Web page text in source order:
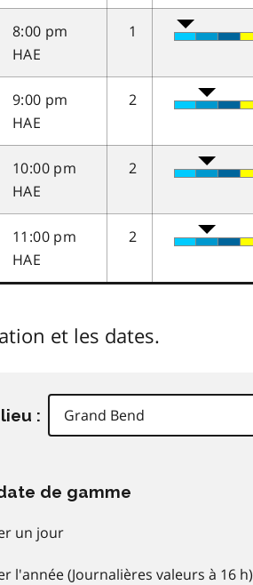
8:00 pm
HAE
1
9:00 pm
HAE
2
10:00 pm
HAE
2
11:00 pm
HAE
2
et les dates.
:
de gamme
un jour
l'année (Journalières valeurs à 16 h)